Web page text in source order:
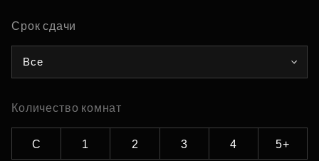
Срок сдачи
Все
Количество комнат
С 1 2 3 4 5+